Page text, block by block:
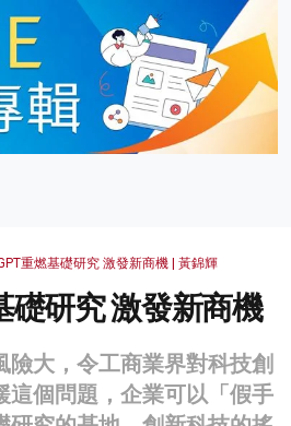
重燃基礎研究 激發新商機 | 黃錦輝
礎研究 激發新商機
險大，令工商業界對科技創
這個問題，企業可以「假手